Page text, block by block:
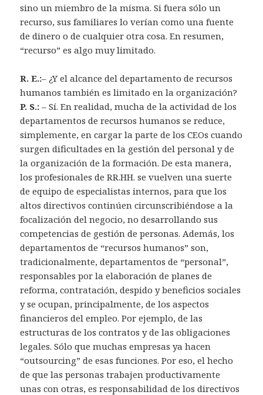
sino un miembro de la misma. Si fuera sólo un
recurso, sus familiares lo verían como una fuente
de dinero o de cualquier otra cosa. En resumen,
“recurso” es algo muy limitado.
R. E.:– ¿Y el alcance del departamento de recursos
humanos también es limitado en la organización?
P. S.: – Sí. En realidad, mucha de la actividad de los
departamentos de recursos humanos se reduce,
simplemente, en cargar la parte de los CEOs cuando
surgen dificultades en la gestión del personal y de
la organización de la formación. De esta manera,
los profesionales de RR.HH. se vuelven una suerte
de equipo de especialistas internos, para que los
altos directivos continúen circunscribiéndose a la
focalización del negocio, no desarrollando sus
competencias de gestión de personas. Además, los
departamentos de “recursos humanos” son,
tradicionalmente, departamentos de “personal”,
responsables por la elaboración de planes de
reforma, contratación, despido y beneficios sociales
y se ocupan, principalmente, de los aspectos
financieros del empleo. Por ejemplo, de las
estructuras de los contratos y de las obligaciones
legales. Sólo que muchas empresas ya hacen
“outsourcing” de esas funciones. Por eso, el hecho
de que las personas trabajen productivamente
unas con otras, es responsabilidad de los directivos